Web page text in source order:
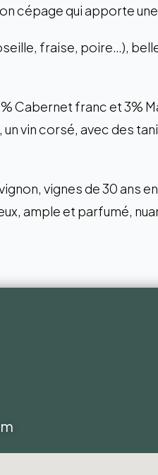
cépage qui apporte
fraise, poire…),
Cabernet franc et 3%
un vin corsé, avec des
vignes de 30 ans
ample et parfumé,